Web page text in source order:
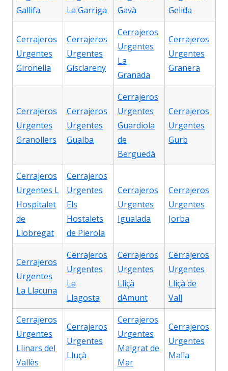
Gallifa
La Garriga
Gavà
Gelida
Cerrajeros
Urgentes
Gironella
Cerrajeros
Urgentes
Gisclareny
Cerrajeros
Urgentes
La
Granada
Cerrajeros
Urgentes
Granera
Cerrajeros
Urgentes
Granollers
Cerrajeros
Urgentes
Gualba
Cerrajeros
Urgentes
Guardiola
de
Berguedà
Cerrajeros
Urgentes
Gurb
Cerrajeros
Urgentes L
Hospitalet
de
Llobregat
Cerrajeros
Urgentes
Els
Hostalets
de Pierola
Cerrajeros
Urgentes
Igualada
Cerrajeros
Urgentes
Jorba
Cerrajeros
Urgentes
La Llacuna
Cerrajeros
Urgentes
La
Llagosta
Cerrajeros
Urgentes
Lliçà
dAmunt
Cerrajeros
Urgentes
Lliçà de
Vall
Cerrajeros
Urgentes
Llinars del
Vallès
Cerrajeros
Urgentes
Lluçà
Cerrajeros
Urgentes
Malgrat de
Mar
Cerrajeros
Urgentes
Malla